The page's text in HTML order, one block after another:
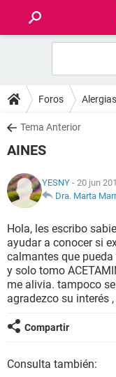
FOROS
SALUD
NUTRICIÓN
BIENESTAR
SEXUALIDAD
GLOSARIO
Foros Alergias
Tema Anterior
AINES
YESNY - 20 jun
Dra. Marta
Hola, les escribo
ayudar a conocer si
calmantes que
y solo tomo
me alivia. tampoco
agradezco su interés
Compartir
Consulta también: